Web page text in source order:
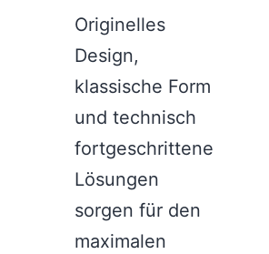
Originelles
Design,
klassische Form
und technisch
fortgeschrittene
Lösungen
sorgen für den
maximalen